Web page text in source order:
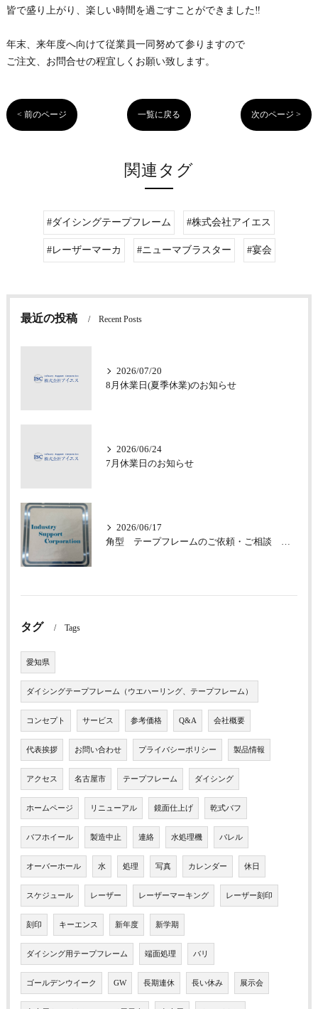
皆で盛り上がり、楽しい時間を過ごすことができました‼
年末、来年度へ向けて従業員一同努めて参りますので
ご注文、お問合せの程宜しくお願い致します。
< 前のページ 一覧に戻る 次のページ >
関連タグ
#ダイシングテープフレーム #株式会社アイエス
#レーザーマーカ #ニューマブラスター #宴会
最近の投稿 Recent Posts
2026/07/20
8月休業日(夏季休業)のお知らせ
2026/06/24
7月休業日のお知らせ
2026/06/17
角型 テープフレームのご依頼・ご相談 承っております
タグ Tags
愛知県
ダイシングテープフレーム（ウエハーリング、テープフレーム）
コンセプト サービス 参考価格 Q&A 会社概要
代表挨拶 お問い合わせ プライバシーポリシー 製品情報
アクセス 名古屋市 テープフレーム ダイシング
ホームページ リニューアル 鏡面仕上げ 乾式バフ
バフホイール 製造中止 連絡 水処理機 バレル
オーバーホール 水 処理 写真 カレンダー 休日
スケジュール レーザー レーザーマーキング レーザー刻印
刻印 キーエンス 新年度 新学期
ダイシング用テープフレーム 端面処理 バリ
ゴールデンウイーク GW 長期連休 長い休み 展示会